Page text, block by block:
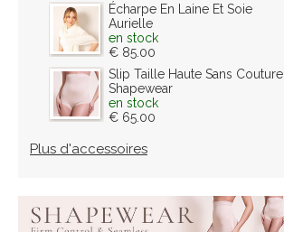
Écharpe En Laine Et Soie
Aurielle
en stock
€ 85.00
Slip Taille Haute Sans Couture
Shapewear
en stock
€ 65.00
Plus d'accessoires